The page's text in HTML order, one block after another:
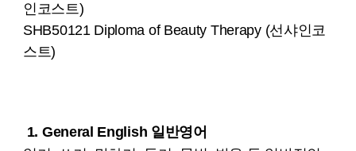
인코스트)
SHB50121 Diploma of Beauty Therapy (선샤인코
스트)
1. General English 일반영어